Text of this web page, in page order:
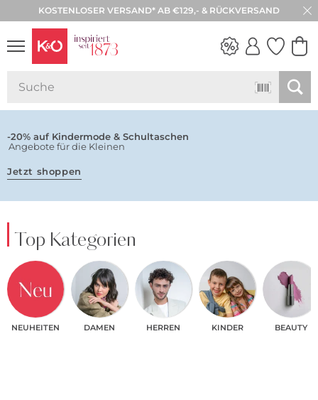
KOSTENLOSER VERSAND* AB €129,- & RÜCKVERSAND
-20% auf Kindermode & Schultaschen
Angebote für die Kleinen
Jetzt shoppen
Top Kategorien
NEUHEITEN DAMEN HERREN KINDER BEAUTY